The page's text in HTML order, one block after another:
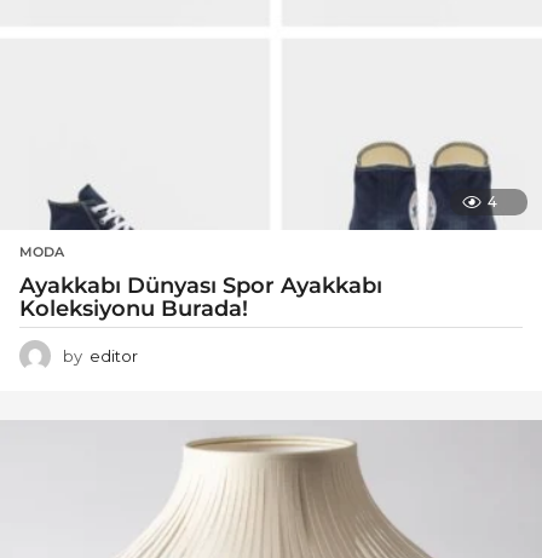
4
MODA
Ayakkabı Dünyası Spor Ayakkabı
Koleksiyonu Burada!
by editor